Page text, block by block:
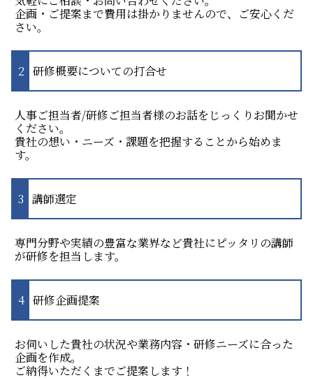
企画・ご提案まで費用は掛かりませんので、ご安心くだ
さい。
研修概要についての打合せ
人事ご担当者/研修ご担当者様のお話をじっくりお聞かせ
ください。
貴社の想い・ニーズ・課題を把握することから始めま
す。
講師選定
専門分野や実績の豊富な業界など貴社にピッタリの講師
が研修を担当します。
研修企画提案
お伺いした貴社の状況や業務内容・研修ニーズに合った
企画を作成。
ご納得いただくまでご提案します！